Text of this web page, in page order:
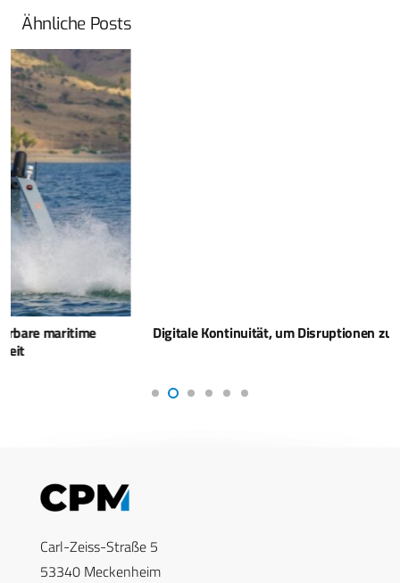
Ähnliche Posts
Digitale Kontinuität, um Disruptionen zu bewältigen
Carl-Zeiss-Straße 5
53340 Meckenheim